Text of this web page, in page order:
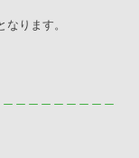
ります。